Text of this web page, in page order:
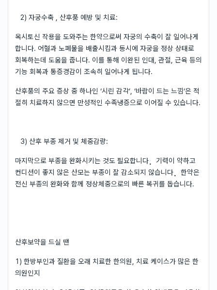
⠀2) 자궁수축 , 산후풍 예방 및 치료:
옥시토신 작용을 도와주는 한약으로써 자궁의 수축이 잘 일어나게
합니다. 어혈과 노폐물을 배출시킴과 동시에 자궁을 정상 상태로
회복하는데 도움을 줍니다. 이를 통해 이완된 인대, 관절, 근육 등의
기능 회복과 통증경감이 조속히 일어나게 됩니다.
산후풍의 주요 증상 중 하나인 ‘시린 감각’, ‘바람이 드는 느낌’은 적
절히 치료하지 않으면 만성적인 수족냉증으로 이어질 수 있습니다.
⠀3) 산후 부종 제거 및 체중감량:
마지막으로 부종을 완화시키는 것도 필요합니다⡀ 기력이 약하고
컨디션이 좋지 않은 산모는 부종이 잘 감소되지 않습니다⡀ 한약은
전신 부종의 완화와 함께 정상체중으로의 빠른 복귀를 돕습니다.
산후보약을 드실 땐
1) 한방부인과 질환을 오래 치료한 한의원, 치료 케이스가 많은 한
의원인지